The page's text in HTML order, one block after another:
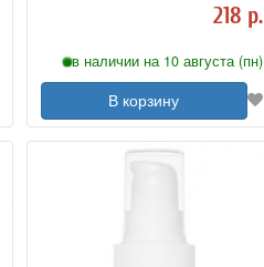
218 р.
в наличии на 10 августа (пн)
В корзину